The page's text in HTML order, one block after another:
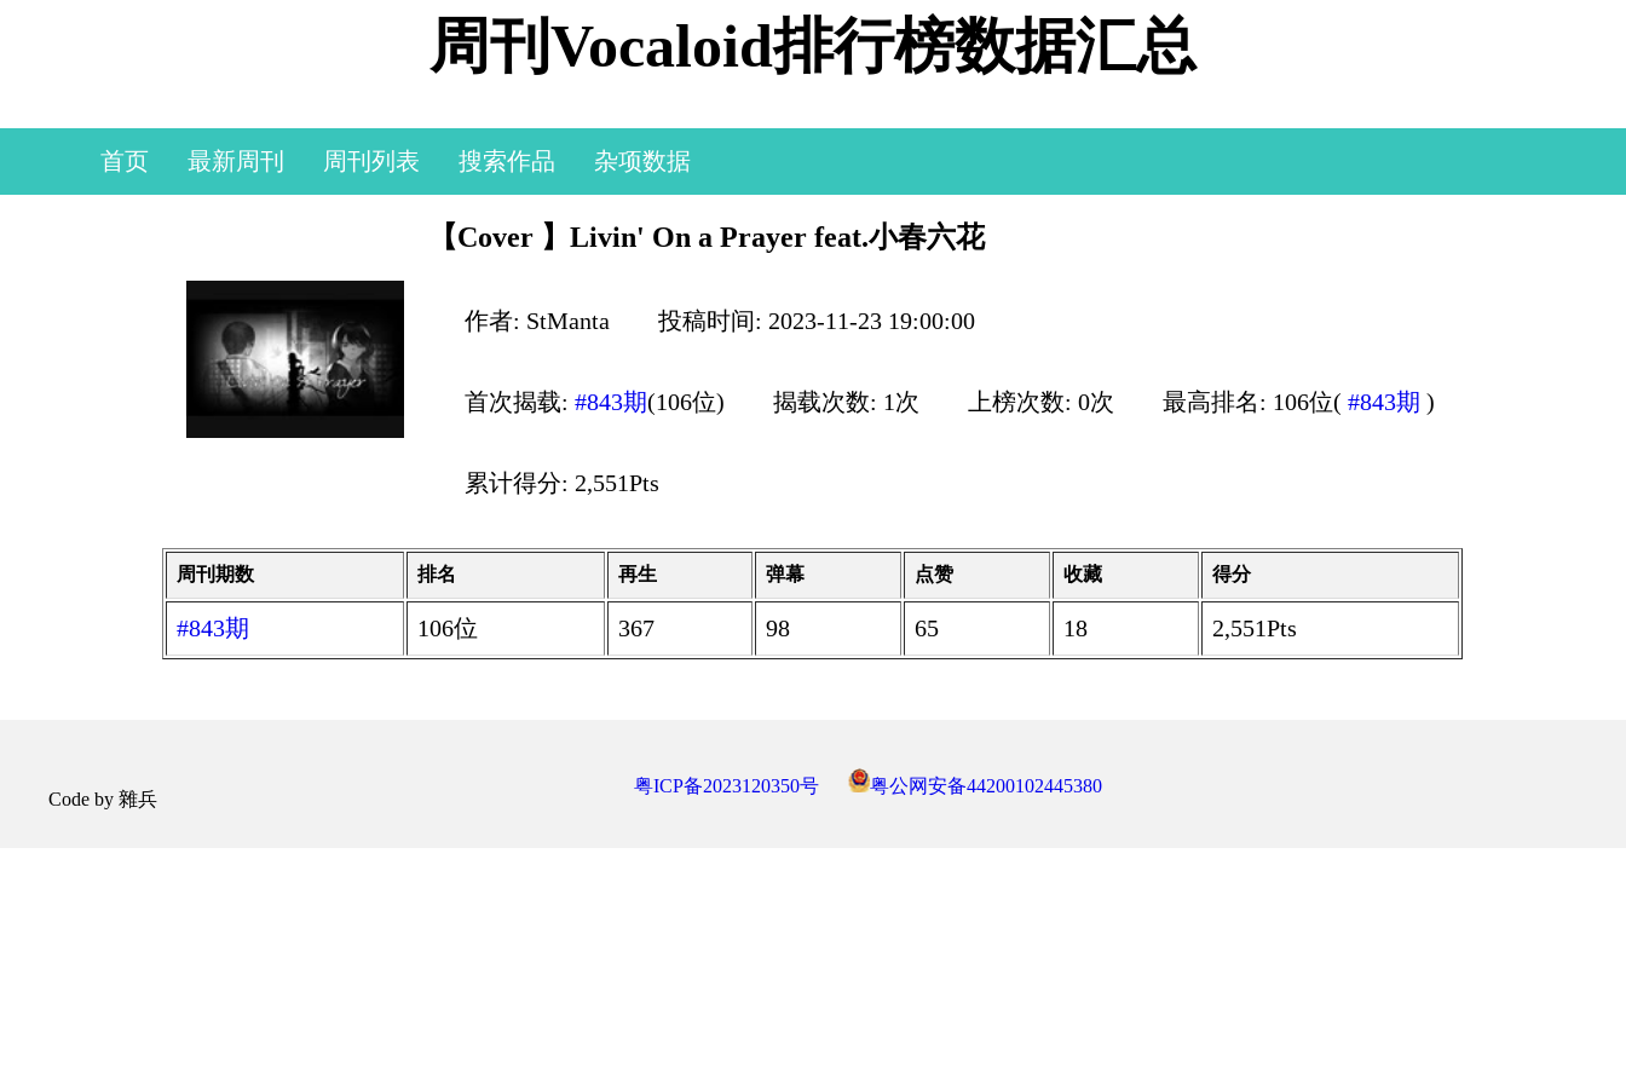
周刊Vocaloid排行榜数据汇总
首页 最新周刊 周刊列表 搜索作品 杂项数据
【Cover 】Livin' On a Prayer feat.小春六花
作者: StManta 投稿时间: 2023-11-23 19:00:00
首次揭载:#843期(106位) 揭载次数: 1次 上榜次数: 0次 最高排名: 106位(#843期 )
累计得分: 2,551Pts
周刊期数 排名 再生 弹幕 点赞 收藏 得分
#843期 106位 367 98 65 18 2,551Pts
Code by 雜兵
粤ICP备2023120350号 粤公网安备44200102445380